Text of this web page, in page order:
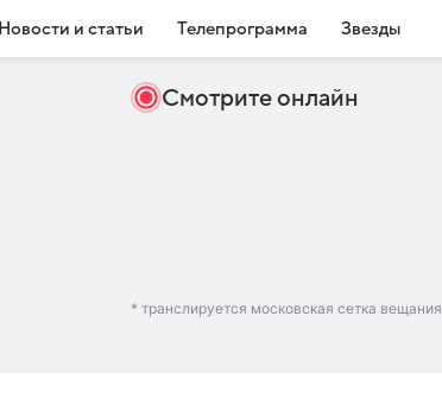
Новости и статьи Телепрограмма Звезды
Смотрите онлайн
* транслируется московская сетка вещания